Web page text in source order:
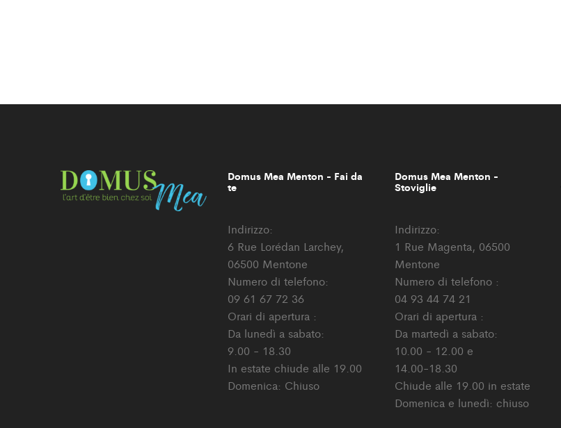
Domus Mea Menton - Fai da
te
Indirizzo:
6 Rue Lorédan Larchey,
06500 Mentone
Numero di telefono:
09 61 67 72 36
Orari di apertura :
Da lunedì a sabato:
9.00 - 18.30
In estate chiude alle 19.00
Domenica: Chiuso
Domus Mea Menton -
Stoviglie
Indirizzo:
1 Rue Magenta, 06500
Mentone
Numero di telefono :
04 93 44 74 21
Orari di apertura :
Da martedì a sabato:
10.00 - 12.00 e
14.00-18.30
Chiude alle 19.00 in estate
Domenica e lunedì: chiuso